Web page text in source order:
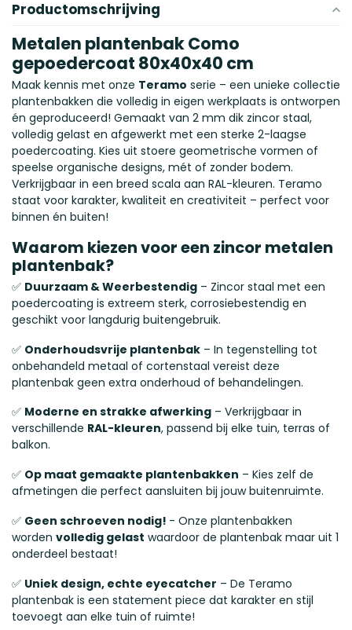
Productomschrijving
Metalen plantenbak Como
gepoedercoat 80x40x40 cm
Maak kennis met onze Teramo serie – een unieke collectie
plantenbakken die volledig in eigen werkplaats is ontworpen
én geproduceerd! Gemaakt van 2 mm dik zincor staal,
volledig gelast en afgewerkt met een sterke 2-laagse
poedercoating. Kies uit stoere geometrische vormen of
speelse organische designs, mét of zonder bodem.
Verkrijgbaar in een breed scala aan RAL-kleuren. Teramo
staat voor karakter, kwaliteit en creativiteit – perfect voor
binnen én buiten!
Waarom kiezen voor een zincor metalen
plantenbak?
✅ Duurzaam & Weerbestendig – Zincor staal met een
poedercoating is extreem sterk, corrosiebestendig en
geschikt voor langdurig buitengebruik.
✅ Onderhoudsvrije plantenbak – In tegenstelling tot
onbehandeld metaal of cortenstaal vereist deze
plantenbak geen extra onderhoud of behandelingen.
✅ Moderne en strakke afwerking – Verkrijgbaar in
verschillende RAL-kleuren, passend bij elke tuin, terras of
balkon.
✅ Op maat gemaakte plantenbakken – Kies zelf de
afmetingen die perfect aansluiten bij jouw buitenruimte.
✅ Geen schroeven nodig! - Onze plantenbakken
worden volledig gelast waardoor de plantenbak maar uit 1
onderdeel bestaat!
✅ Uniek design, echte eyecatcher – De Teramo
plantenbak is een statement piece dat karakter en stijl
toevoegt aan elke tuin of ruimte!